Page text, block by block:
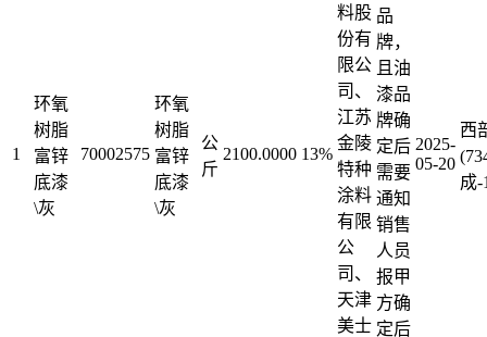
1
环氧
树脂
富锌
底漆
\灰
70002575
环氧
树脂
富锌
底漆
\灰
公
斤
2100.0000 13%
料股
份有
限公
司、
江苏
金陵
特种
涂料
有限
公
司、
天津
美士
品
牌，
且油
漆品
牌确
定后
需要
通知
销售
人员
报甲
方确
定后
2025-
05-20
西
成-